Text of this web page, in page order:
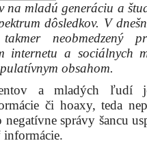
na mladú generáciu a
dôsledkov. V
neobmedzený
internetu a sociálnych
obsahom.
a mladých ľudí
či hoaxy, teda
správy šancu
informácie.